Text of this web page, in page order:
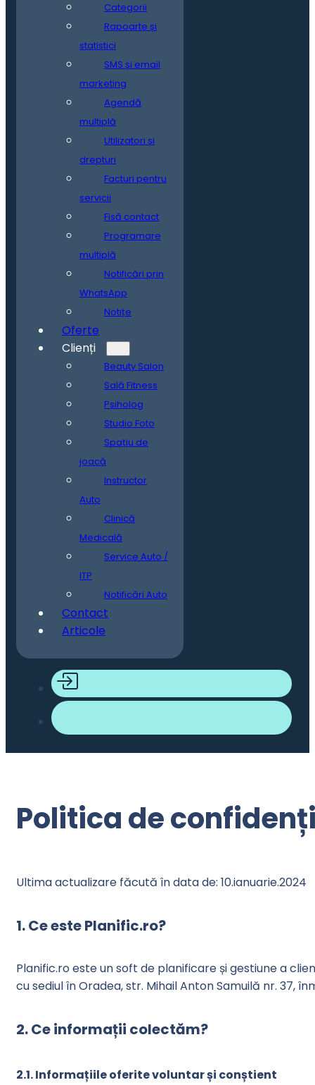
Categorii
Rapoarte și
statistici
SMS și email
marketing
Agendă
multiplă
Utilizatori și
drepturi
Facturi pentru
servicii
Fisă contact
Programare
multiplă
Notificări prin
WhatsApp
Notițe
Oferte
Clienți
Beauty Salon
Sală Fitness
Psiholog
Studio Foto
Spațiu de
joacă
Instructor
Auto
Clinică
Medicală
Service Auto /
ITP
Notificări Auto
Contact
Articole
Politica de
Ultima actualizare făcută în data de: 10.ianuarie.2024
1. Ce este Planific.ro?
Planific.ro este un soft de planificare și gestiune a
cu sediul în Oradea, str. Mihail Anton Samuilă nr. 37,
2. Ce informații colectăm?
2.1. Informațiile oferite voluntar și conștient